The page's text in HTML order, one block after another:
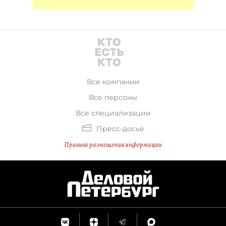
Все компании
Все персоны
Все специализации
Пресс-досье
Правила размещения информации